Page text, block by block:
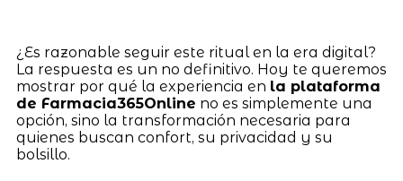
¿Es razonable seguir este ritual en la era digital?
La respuesta es un no definitivo. Hoy te queremos
mostrar por qué la experiencia en la plataforma
de Farmacia365Online no es simplemente una
opción, sino la transformación necesaria para
quienes buscan confort, su privacidad y su
bolsillo.